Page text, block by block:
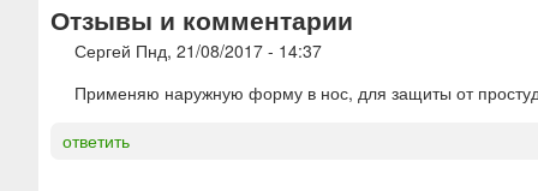
Отзывы и комментарии
Сергей Пнд, 21/08/2017 - 14:37
Применяю наружную форму в нос, для защиты от
ответить